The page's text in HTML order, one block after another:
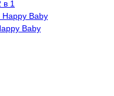
в 1
Happy Baby
Baby